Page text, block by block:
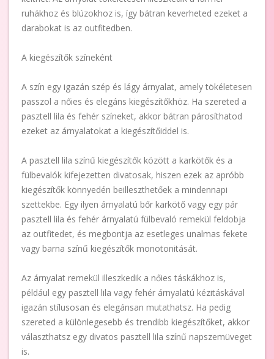
ruhákhoz és blúzokhoz is, így bátran keverheted ezeket a
darabokat is az outfitedben.
A kiegészítők színeként
A szín egy igazán szép és lágy árnyalat, amely tökéletesen
passzol a nőies és elegáns kiegészítőkhöz. Ha szereted a
pasztell lila és fehér színeket, akkor bátran párosíthatod
ezeket az árnyalatokat a kiegészítőiddel is.
A pasztell lila színű kiegészítők között a karkötők és a
fülbevalók kifejezetten divatosak, hiszen ezek az apróbb
kiegészítők könnyedén beilleszthetőek a mindennapi
szettekbe. Egy ilyen árnyalatú bőr karkötő vagy egy pár
pasztell lila és fehér árnyalatú fülbevaló remekül feldobja
az outfitedet, és megbontja az esetleges unalmas fekete
vagy barna színű kiegészítők monotonitását.
Az árnyalat remekül illeszkedik a nőies táskákhoz is,
például egy pasztell lila vagy fehér árnyalatú kézitáskával
igazán stílusosan és elegánsan mutathatsz. Ha pedig
szereted a különlegesebb és trendibb kiegészítőket, akkor
választhatsz egy divatos pasztell lila színű napszemüveget
is.